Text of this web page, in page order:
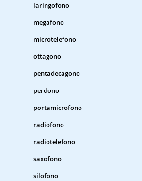
laringofono
megafono
microtelefono
ottagono
pentadecagono
perdono
portamicrofono
radiofono
radiotelefono
saxofono
silofono